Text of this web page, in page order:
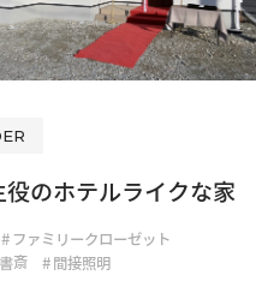
のホテルライクな家
# ファミリークローゼット
書斎 # 間接照明